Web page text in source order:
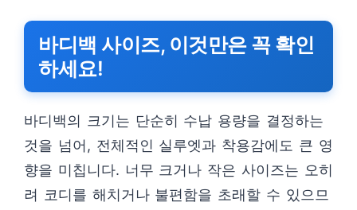
바디백 사이즈, 이것만은 꼭 확인
하세요!
바디백의 크기는 단순히 수납 용량을 결정하는
것을 넘어, 전체적인 실루엣과 착용감에도 큰 영
향을 미칩니다. 너무 크거나 작은 사이즈는 오히
려 코디를 해치거나 불편함을 초래할 수 있으므